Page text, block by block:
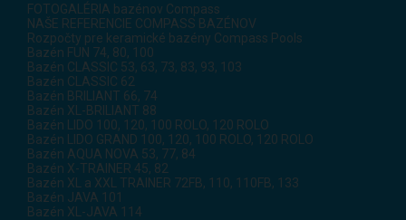
FOTOGALÉRIA bazénov Compass
NAŠE REFERENCIE COMPASS BAZÉNOV
Rozpočty pre keramické bazény Compass Pools
Bazén FUN 74, 80, 100
Bazén CLASSIC 53, 63, 73, 83, 93, 103
Bazén CLASSIC 62
Bazén BRILIANT 66, 74
Bazén XL-BRILIANT 88
Bazén LIDO 100, 120, 100 ROLO, 120 ROLO
Bazén LIDO GRAND 100, 120, 100 ROLO, 120 ROLO
Bazén AQUA NOVA 53, 77, 84
Bazén X-TRAINER 45, 82
Bazén XL a XXL TRAINER 72FB, 110, 110FB, 133
Bazén JAVA 101
Bazén XL-JAVA 114